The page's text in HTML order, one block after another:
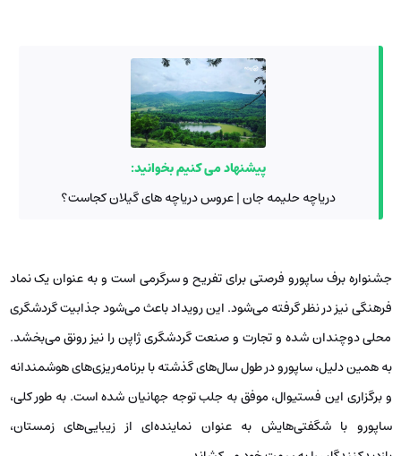
پیشنهاد می کنیم بخوانید:
دریاچه حلیمه جان | عروس دریاچه های گیلان کجاست؟
جشنواره برف ساپورو فرصتی برای تفریح و سرگرمی است و به عنوان یک نماد
فرهنگی نیز در نظر گرفته می‌شود. این رویداد باعث می‌شود جذابیت گردشگری
محلی دوچندان شده و تجارت و صنعت گردشگری ژاپن را نیز رونق می‌بخشد.
به همین دلیل، ساپورو در طول سال‌های گذشته با برنامه‌ریزی‌های هوشمندانه
و برگزاری این فستیوال، موفق به جلب توجه جهانیان شده است. به طور کلی،
ساپورو با شگفتی‌هایش به عنوان نماینده‌ای از زیبایی‌های زمستان،